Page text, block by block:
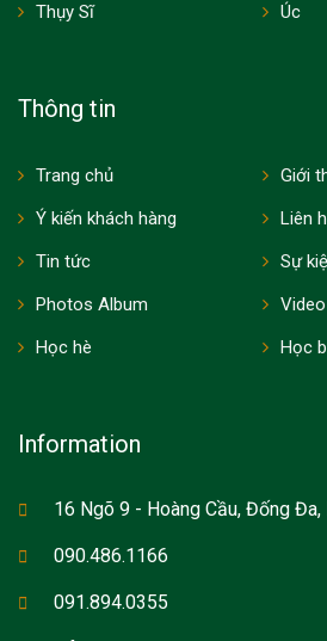
Thụy Sĩ
Úc
Thông tin
Trang chủ
Giới
Ý kiến khách hàng
Liên
Tin tức
Sự
Photos Album
Học hè
Học
Information
16 Ngõ 9 - Hoàng Cầu, Đống Đa,
090.486.1166
091.894.0355